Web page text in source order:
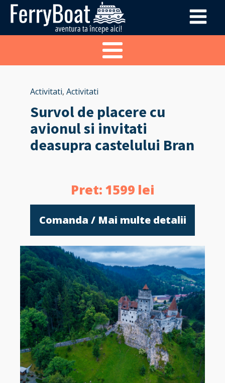
Activitati, Activitati
Survol de placere cu
avionul si invitati
deasupra castelului Bran
Pret: 1599 lei
Comanda / Mai multe detalii